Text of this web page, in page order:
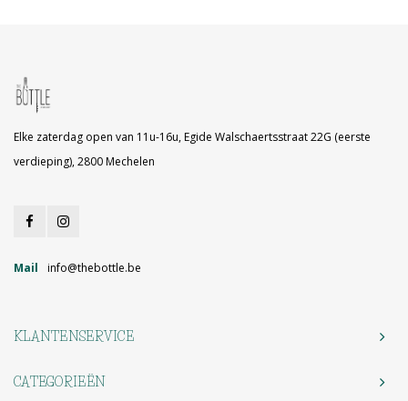
Elke zaterdag open van 11u-16u, Egide Walschaertsstraat 22G (eerste
verdieping), 2800 Mechelen
Mail info@thebottle.be
KLANTENSERVICE
CATEGORIEËN